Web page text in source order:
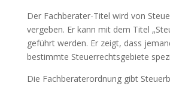
Der Fachberater-Titel wird von
vergeben. Er kann mit dem Titel
geführt werden. Er zeigt, dass
bestimmte Steuerrechtsgebiete
Die Fachberaterordnung gibt